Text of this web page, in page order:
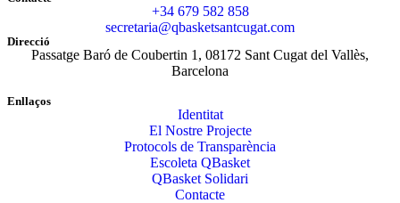
+34 679 582 858
secretaria@qbasketsantcugat.com
Direcció
Passatge Baró de Coubertin 1, 08172 Sant Cugat del Vallès,
Barcelona
Enllaços
Identitat
El Nostre Projecte
Protocols de Transparència
Escoleta QBasket
QBasket Solidari
Contacte